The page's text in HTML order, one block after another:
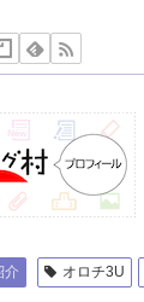
介 オロチ3U